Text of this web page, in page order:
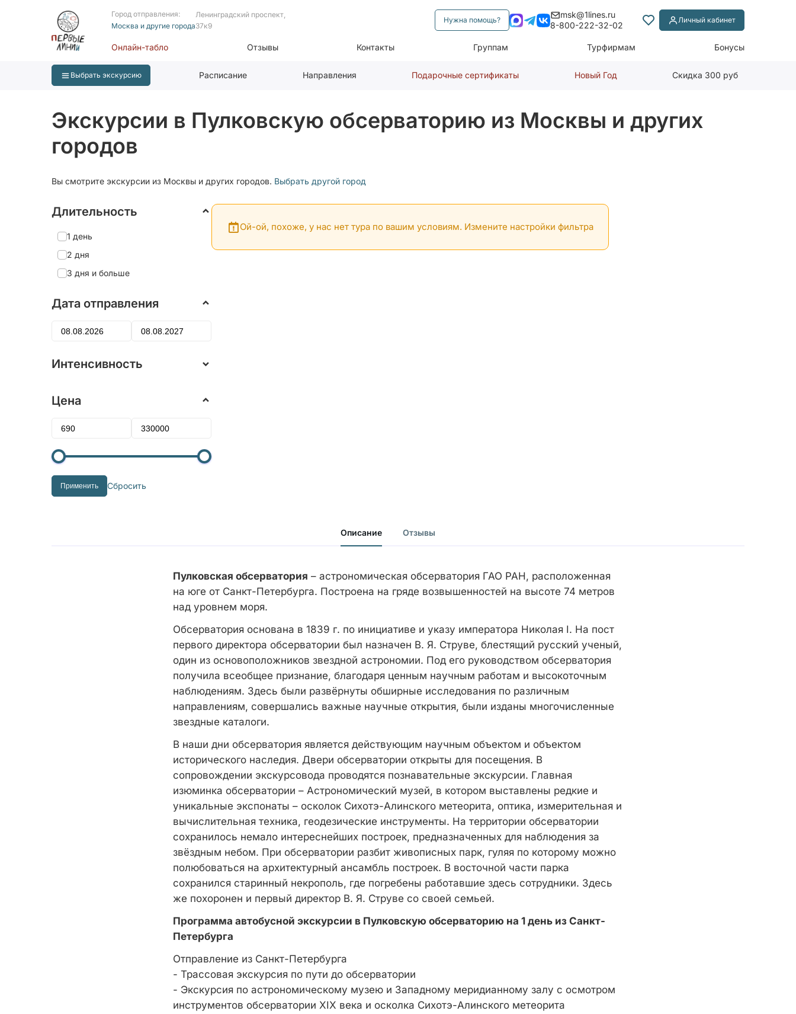
Город отправления:
Москва и другие города
Ленинградский проспект,
37к9
Нужна помощь?
msk@1lines.ru
8-800-222-32-02
Личный кабинет
Онлайн-табло Отзывы Контакты Группам Турфирмам Бонусы
Выбрать экскурсию Расписание Направления Подарочные сертификаты Новый Год Скидка 300 руб
Экскурсии в Пулковскую обсерваторию из Москвы и других
городов
Вы смотрите экскурсии из Москвы и других городов. Выбрать другой город
Длительность
1 день
2 дня
3 дня и больше
Дата отправления
Интенсивность
Цена
Применить Сбросить
Ой-ой, похоже, у нас нет тура по вашим условиям. Измените настройки фильтра
Описание Отзывы
Пулковская обсерватория – астрономическая обсерватория ГАО РАН, расположенная
на юге от Санкт-Петербурга. Построена на гряде возвышенностей на высоте 74 метров
над уровнем моря.
Обсерватория основана в 1839 г. по инициативе и указу императора Николая I. На пост
первого директора обсерватории был назначен В. Я. Струве, блестящий русский ученый,
один из основоположников звездной астрономии. Под его руководством обсерватория
получила всеобщее признание, благодаря ценным научным работам и высокоточным
наблюдениям. Здесь были развёрнуты обширные исследования по различным
направлениям, совершались важные научные открытия, были изданы многочисленные
звездные каталоги.
В наши дни обсерватория является действующим научным объектом и объектом
исторического наследия. Двери обсерватории открыты для посещения. В
сопровождении экскурсовода проводятся познавательные экскурсии. Главная
изюминка обсерватории – Астрономический музей, в котором выставлены редкие и
уникальные экспонаты – осколок Сихотэ-Алинского метеорита, оптика, измерительная и
вычислительная техника, геодезические инструменты. На территории обсерватории
сохранилось немало интереснейших построек, предназначенных для наблюдения за
звёздным небом. При обсерватории разбит живописных парк, гуляя по которому можно
полюбоваться на архитектурный ансамбль построек. В восточной части парка
сохранился старинный некрополь, где погребены работавшие здесь сотрудники. Здесь
же похоронен и первый директор В. Я. Струве со своей семьей.
Программа автобусной экскурсии в Пулковскую обсерваторию на 1 день из Санкт-
Петербурга
Отправление из Санкт-Петербурга
- Трассовая экскурсия по пути до обсерватории
- Экскурсия по астрономическому музею и Западному меридианному залу с осмотром
инструментов обсерватории XIX века и осколка Сихотэ-Алинского метеорита